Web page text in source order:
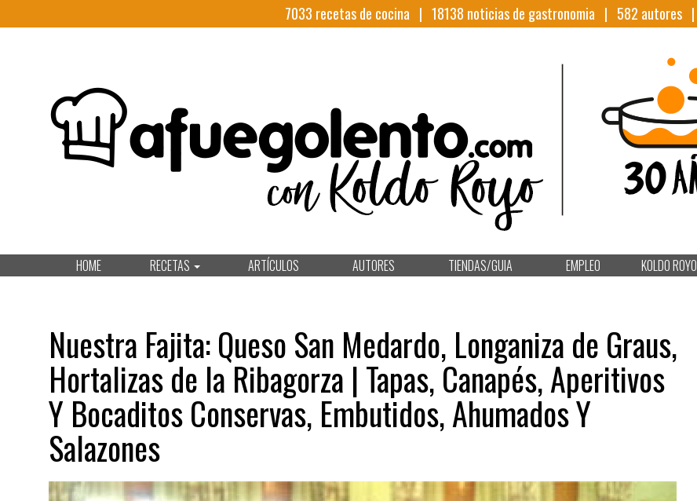
7033 recetas de cocina | 18138 noticias de gastronomia | 582 autores |
HOME RECETAS ARTÍCULOS AUTORES TIENDAS/GUIA EMPLEO KOLDO ROYO
Nuestra Fajita: Queso San Medardo, Longaniza de Graus,
Hortalizas de la Ribagorza | Tapas, Canapés, Aperitivos
Y Bocaditos Conservas, Embutidos, Ahumados Y
Salazones